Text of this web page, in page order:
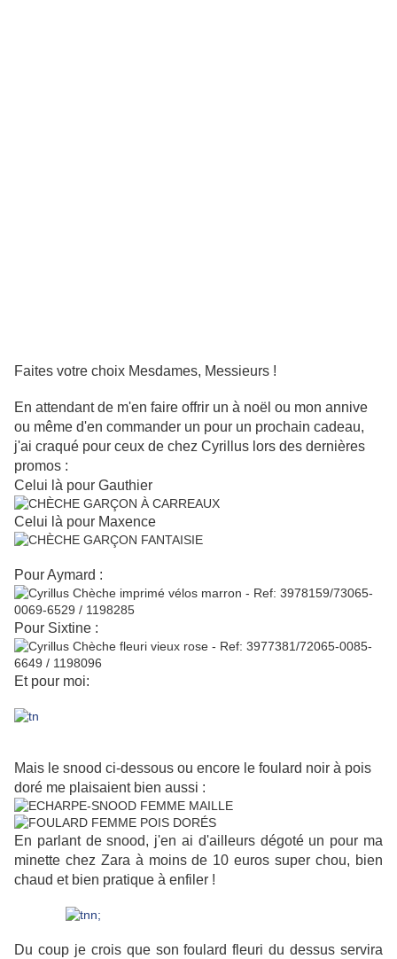
Faites votre choix Mesdames, Messieurs !
En attendant de m'en faire offrir un à noël ou mon annive
ou même d'en commander un pour un prochain cadeau,
j'ai craqué pour ceux de chez Cyrillus lors des dernières
promos :
Celui là pour Gauthier
Celui là pour Maxence
Pour Aymard :
Pour Sixtine :
Et pour moi:
Mais le snood ci-dessous ou encore le foulard noir à pois
doré me plaisaient bien aussi :
En parlant de snood, j'en ai d'ailleurs dégoté un pour ma
minette chez Zara à moins de 10 euros super chou, bien
chaud et bien pratique à enfiler !
Du coup je crois que son foulard fleuri du dessus servira